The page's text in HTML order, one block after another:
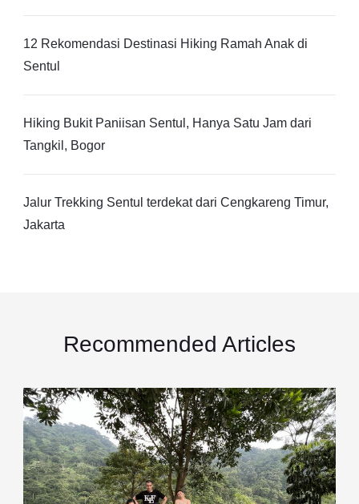
12 Rekomendasi Destinasi Hiking Ramah Anak di
Sentul
Hiking Bukit Paniisan Sentul, Hanya Satu Jam dari
Tangkil, Bogor
Jalur Trekking Sentul terdekat dari Cengkareng Timur,
Jakarta
Recommended Articles